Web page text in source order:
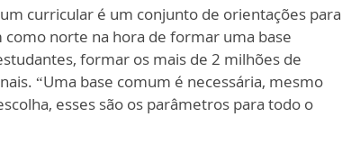
curricular é um conjunto de orientações para
norte na hora de formar uma base
formar os mais de 2 milhões de
“Uma base comum é necessária, mesmo
esses são os parâmetros para todo o